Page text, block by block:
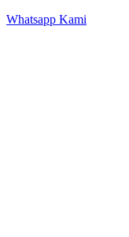
Whatsapp Kami